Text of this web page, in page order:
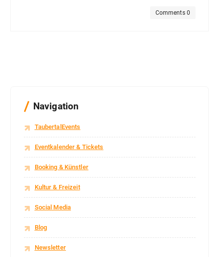
Comments 0
Navigation
TaubertalEvents
Eventkalender & Tickets
Booking & Künstler
Kultur & Freizeit
Social Media
Blog
Newsletter